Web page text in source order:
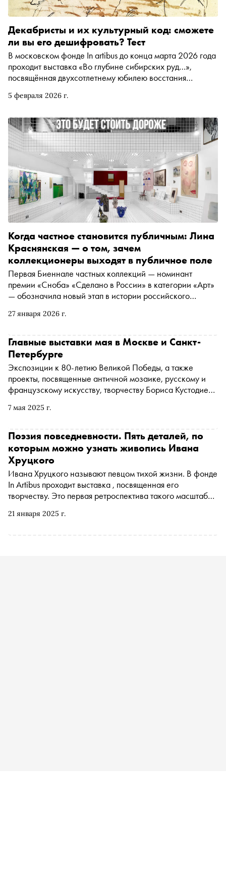
5 февраля 2026 г.
Декабристы и их культурный код: сможете
ли вы его дешифровать? Тест
В московском фонде In artibus до конца марта 2026 года
проходит выставка «Во глубине сибирских руд…»,
посвящённая двухсотлетнему юбилею восстания
Приглашаем вас оценить свои познания в области
27 января 2026 г.
Когда частное становится публичным: Лина
Краснянская — о том, зачем
коллекционеры выходят в публичное поле
Первая Биеннале частных коллекций — номинант
премии «Сноба» «Сделано в России» в категории «Арт»
— обозначила новый этап в истории российского
выходят в публичное пространство и как меняется роль
мы поговорили с программным директором Фонда
«Новые коллекционеры», инициировавшего Биеннале
частных коллекций
7 мая 2025 г.
Главные выставки мая в Москве и Санкт-
Петербурге
Экспозиции к 80-летию Великой Победы, а также
проекты, посвященные античной мозаике, русскому и
французскому искусству, творчеству Бориса Кустодиева
увидеть в музеях и галереях в последний месяц весны,
21 января 2025 г.
Поэзия повседневности. Пять деталей, по
которым можно узнать живопись Ивана
Хруцкого
Ивана Хруцкого называют певцом тихой жизни. В фонде
In Artibus проходит выставка , посвященная его
творчеству. Это первая ретроспектива такого масштаба,
российских музеев и собрания Национального музея